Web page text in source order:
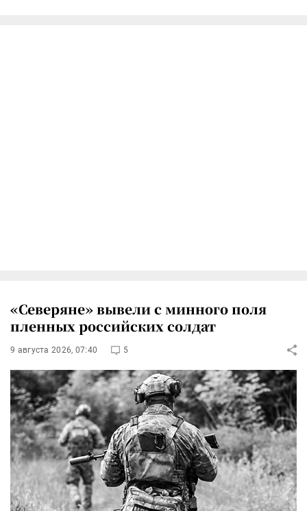
«Северяне» вывели с минного поля
пленных российских солдат
9 августа 2026, 07:40 5